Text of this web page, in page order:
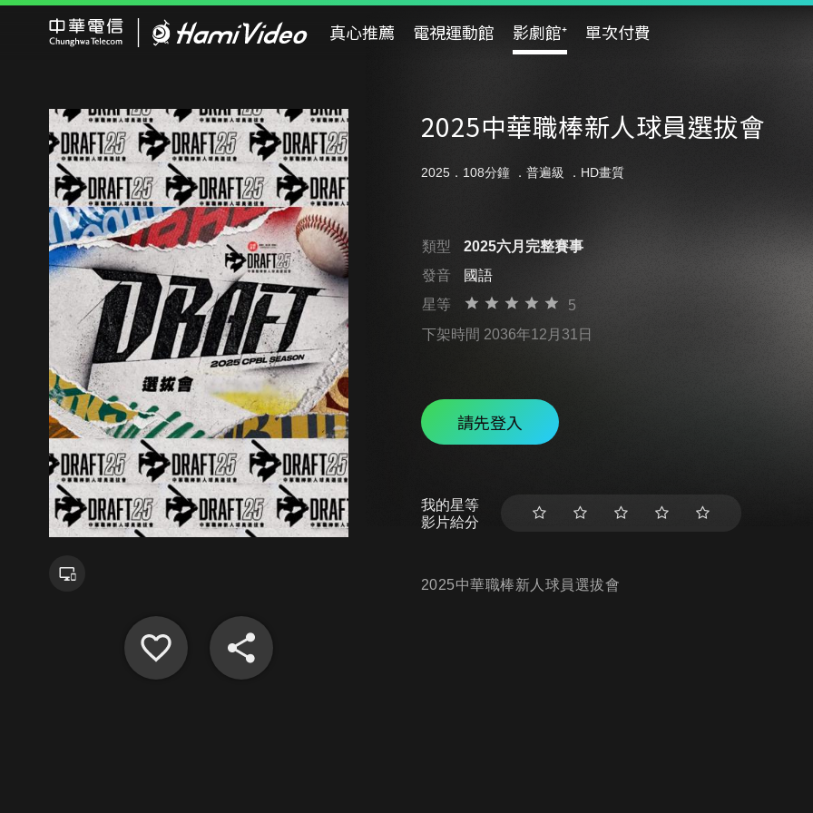
真心推薦 電視運動館 影劇館⁺ 單次付費
2025中華職棒新人球員選拔會
2025．108分鐘 ． 普遍級 ．HD畫質
類型
2025六月完整賽事
發音
國語
星等
5
下架時間 2036年12月31日
請先登入
我的星等
影片給分
2025中華職棒新人球員選拔會